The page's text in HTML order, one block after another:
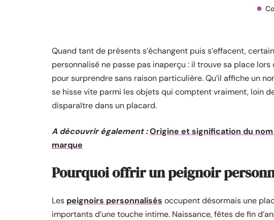
Quand tant de présents s’échangent puis s’effacent,
personnalisé ne passe pas inaperçu : il trouve sa place lors
pour surprendre sans raison particulière. Qu’il affiche un
se hisse vite parmi les objets qui comptent vraiment, loin
disparaître dans un placard.
A découvrir également :Origine et signification du
marque
Pourquoi offrir un peignoir
Les peignoirs personnalisés occupent désormais une
importants d’une touche intime. Naissance, fêtes de fin